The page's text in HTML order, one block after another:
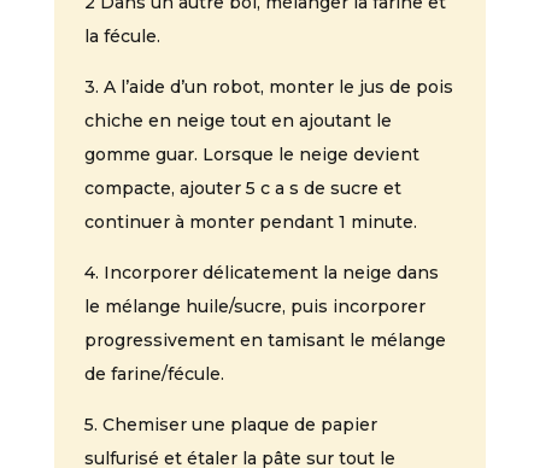
la fécule.
3. A l’aide d’un robot, monter le jus de pois
chiche en neige tout en ajoutant le
gomme guar. Lorsque le neige devient
compacte, ajouter 5 c a s de sucre et
continuer à monter pendant 1 minute.
4. Incorporer délicatement la neige dans
le mélange huile/sucre, puis incorporer
progressivement en tamisant le mélange
de farine/fécule.
5. Chemiser une plaque de papier
sulfurisé et étaler la pâte sur tout le